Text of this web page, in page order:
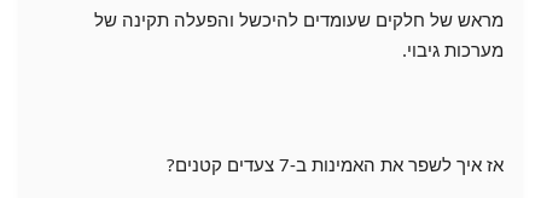
מראש של חלקים שעומדים להיכשל והפעלה תקינה של
מערכות גיבוי.
אז איך לשפר את האמינות ב-7 צעדים קטנים?